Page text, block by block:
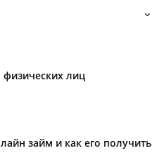
лиц
займ и как его получить